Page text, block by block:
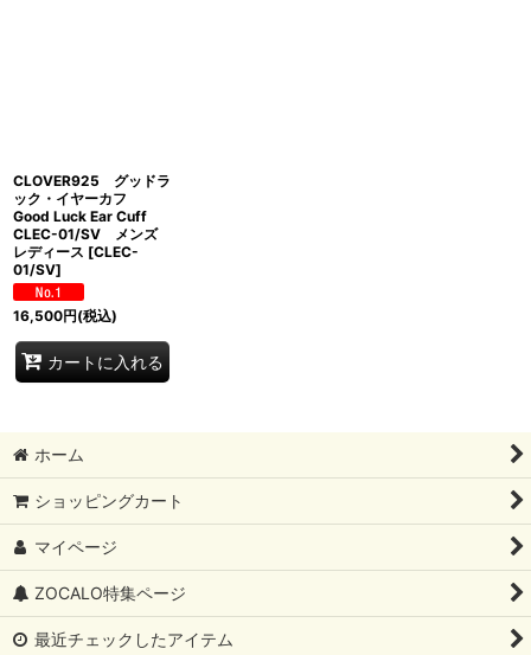
CLOVER925 グッドラ
ック・イヤーカフ
Good Luck Ear Cuff
CLEC-01/SV メンズ
レディース [CLEC-
01/SV]
16,500円(税込)
カートに入れる
ホーム
ショッピングカート
マイページ
ZOCALO特集ページ
最近チェックしたアイテム